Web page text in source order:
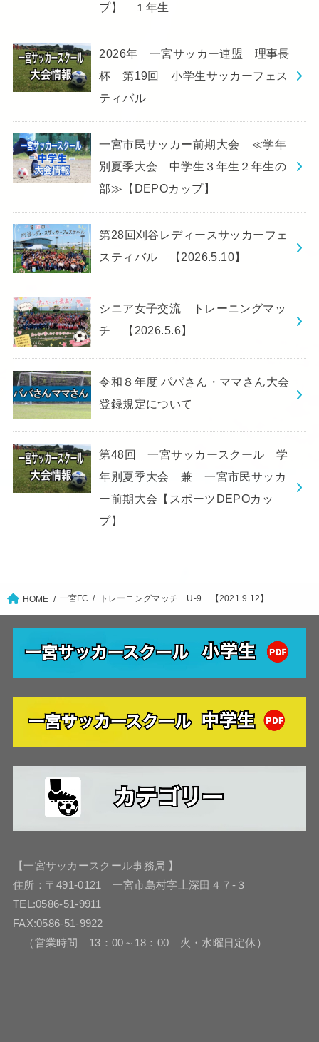
プ】 １年生
2026年 一宮サッカー連盟 理事長
杯 第19回 小学生サッカーフェス
ティバル
一宮市民サッカー前期大会 ≪学年
別夏季大会 中学生３年生２年生の
部≫【DEPOカップ】
第28回刈谷レディースサッカーフェ
スティバル 【2026.5.10】
シニア女子交流 トレーニングマッ
チ 【2026.5.6】
令和８年度 パパさん・ママさん大会
登録規定について
第48回 一宮サッカースクール 学
年別夏季大会 兼 一宮市民サッカ
ー前期大会【スポーツDEPOカッ
プ】
HOME 一宮FC トレーニングマッチ U-9 【2021.9.12】
【一宮サッカースクール事務局 】
住所：〒491-0121 一宮市島村字上深田４７-３
TEL:0586-51-9911
FAX:0586-51-9922
（営業時間 13：00～18：00 火・水曜日定休）